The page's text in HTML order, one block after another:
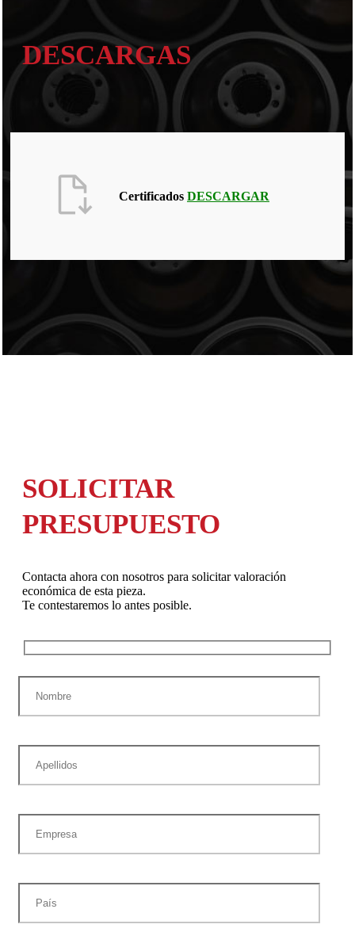
DESCARGAS
Certificados DESCARGAR
SOLICITAR
PRESUPUESTO
Contacta ahora con nosotros para solicitar valoración
económica de esta pieza.
Te contestaremos lo antes posible.